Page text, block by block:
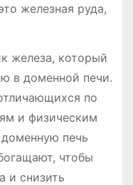
железная руда,
железа, который
в доменной печи.
по
и физическим
печь
чтобы
и снизить